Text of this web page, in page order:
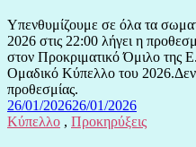
Υπενθυμίζουμε σε όλα τα
2026 στις 22:00 λήγει η
στον Προκριματικό Όμιλο της
Ομαδικό Κύπελλο του 2026.Δεν
προθεσμίας.
26/01/202626/01/2026
Κύπελλο , Προκηρύξεις